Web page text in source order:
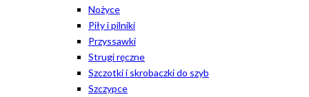
Nożyce
Piły i pilniki
Przyssawki
Strugi ręczne
Szczotki i skrobaczki do szyb
Szczypce